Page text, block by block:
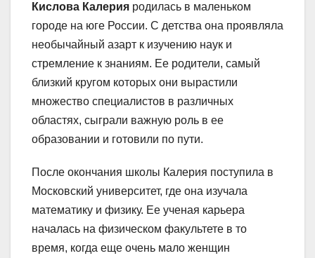
Кислова Калерия родилась в маленьком
городе на юге России. С детства она проявляла
необычайный азарт к изучению наук и
стремление к знаниям. Ее родители, самый
близкий кругом которых они вырастили
множество специалистов в различных
областях, сыграли важную роль в ее
образовании и готовили по пути.
После окончания школы Калерия поступила в
Московский университет, где она изучала
математику и физику. Ее ученая карьера
началась на физическом факультете в то
время, когда еще очень мало женщин